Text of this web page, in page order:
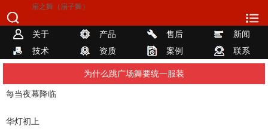
扇之舞（扇子舞）
关于 产品 售后
新闻
技术
资质 案例 联系
为什么跳广场舞要统一服装
每当夜幕降临
华灯初上